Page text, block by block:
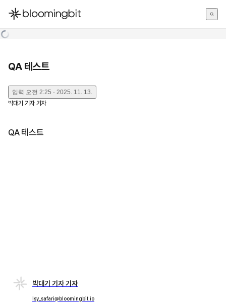
한국어
QA 테스트
입력 오전 2:25 · 2025. 11. 13.
박대기 기자 기자
QA 테스트
박대기 기자 기자
lsy_safari@bloomingbit.io